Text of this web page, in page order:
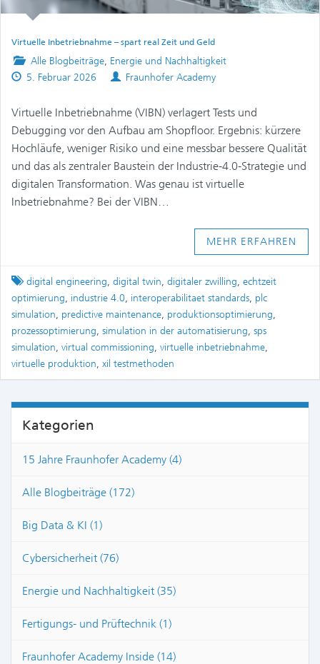
Virtuelle Inbetriebnahme – spart real Zeit und Geld
Posted
in
Alle Blogbeiträge, Energie und Nachhaltigkeit
Published
5. Februar 2026 Authors
Fraunhofer Academy
Virtuelle Inbetriebnahme (VIBN) verlagert Tests und
Debugging vor den Aufbau am Shopfloor. Ergebnis: kürzere
Hochläufe, weniger Risiko und eine messbar bessere Qualität
und das als zentraler Baustein der Industrie‑4.0‑Strategie und
digitalen Transformation. Was genau ist virtuelle
Inbetriebnahme? Bei der VIBN…
MEHR ERFAHREN
Tagged
digital engineering, digital twin, digitaler zwilling, echtzeit
optimierung, industrie 4.0, interoperabilitaet standards, plc
simulation, predictive maintenance, produktionsoptimierung,
prozessoptimierung, simulation in der automatisierung, sps
simulation, virtual commissioning, virtuelle inbetriebnahme,
virtuelle produktion, xil testmethoden
Kategorien
15 Jahre Fraunhofer Academy (4)
Alle Blogbeiträge (172)
Big Data & KI (1)
Cybersicherheit (76)
Energie und Nachhaltigkeit (35)
Fertigungs- und Prüftechnik (1)
Fraunhofer Academy Inside (14)